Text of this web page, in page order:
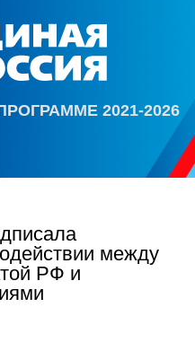
2021-2026
между
РФ и